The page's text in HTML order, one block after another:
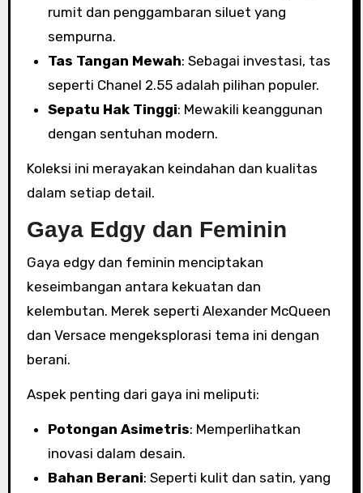
rumit dan penggambaran siluet yang
sempurna.
Tas Tangan Mewah: Sebagai investasi, tas
seperti Chanel 2.55 adalah pilihan populer.
Sepatu Hak Tinggi: Mewakili keanggunan
dengan sentuhan modern.
Koleksi ini merayakan keindahan dan kualitas
dalam setiap detail.
Gaya Edgy dan Feminin
Gaya edgy dan feminin menciptakan
keseimbangan antara kekuatan dan
kelembutan. Merek seperti Alexander McQueen
dan Versace mengeksplorasi tema ini dengan
berani.
Aspek penting dari gaya ini meliputi:
Potongan Asimetris: Memperlihatkan
inovasi dalam desain.
Bahan Berani: Seperti kulit dan satin, yang